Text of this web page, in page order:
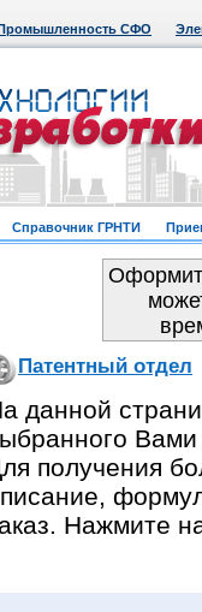
СФО
Справочник ГРНТИ
Патентный отдел
данной
Вами
получения
Нажмите